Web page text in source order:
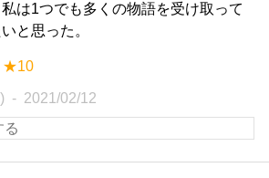
は1つでも多くの物語を受け取って
と思った。
★10
2021/02/12